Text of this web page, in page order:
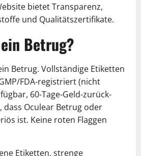
bietet Transparenz,
und Qualitätszertifikate.
Betrug?
Betrug. Vollständige Etiketten
FDA-registriert (nicht
60-Tage-Geld-zurück-
dass Oculear Betrug oder
ist. Keine roten Flaggen
Etiketten, strenge